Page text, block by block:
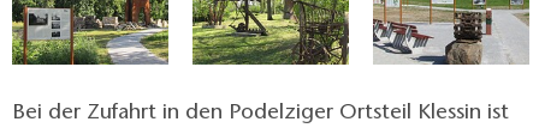
Bei der Zufahrt in den Podelziger Ortsteil Klessin ist